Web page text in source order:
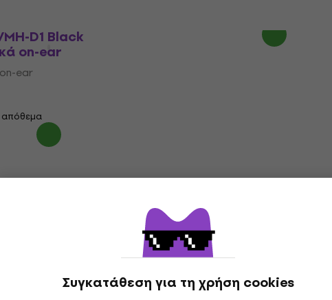
Συγκατάθεση για τη χρήση cookies
D1 Black
on-ear
ear
απόθεμα